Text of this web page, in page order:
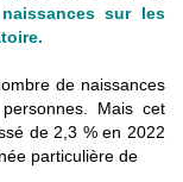
sur les
de naissances
Mais cet
de 2,3 % en 2022
particulière de